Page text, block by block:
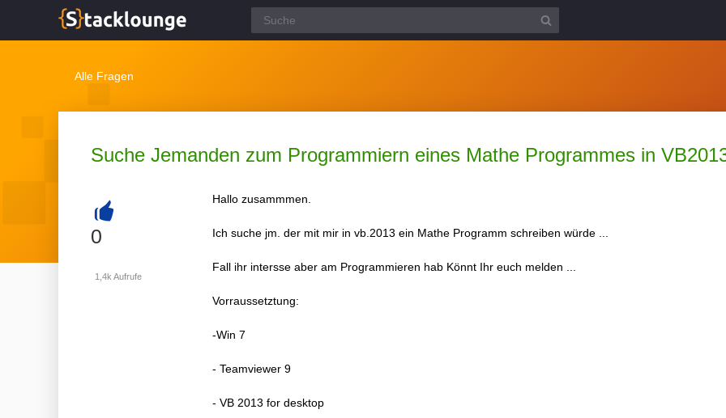
Alle Fragen
Suche Jemanden zum Programmiern eines Mathe Programmes in
+
0
1,4k Aufrufe
Hallo zusammmen.
Ich suche jm. der mit mir in vb.2013 ein Mathe Programm schreiben würde ...
Fall ihr intersse aber am Programmieren hab Könnt Ihr euch melden ...
Vorraussetztung:
-Win 7
- Teamviewer 9
- VB 2013 for desktop